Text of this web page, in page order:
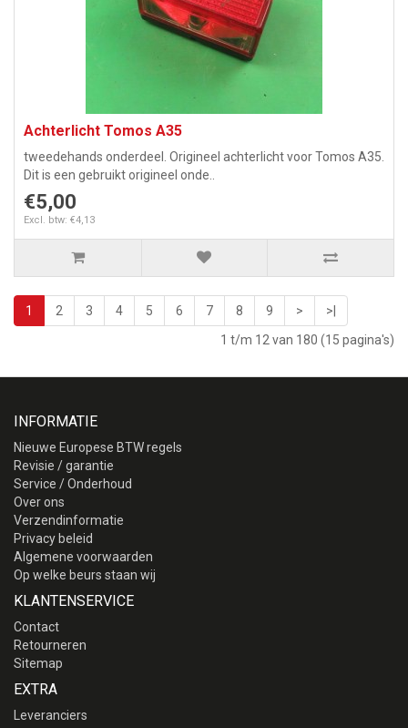
Achterlicht Tomos A35
tweedehands onderdeel. Origineel achterlicht voor Tomos A35.
Dit is een gebruikt origineel onde..
€5,00
Excl. btw: €4,13
1 2 3 4 5 6 7 8 9 >
>|
1 t/m 12 van 180 (15 pagina's)
INFORMATIE
Nieuwe Europese BTW regels
Revisie / garantie
Service / Onderhoud
Over ons
Verzendinformatie
Privacy beleid
Algemene voorwaarden
Op welke beurs staan wij
KLANTENSERVICE
Contact
Retourneren
Sitemap
EXTRA
Leveranciers